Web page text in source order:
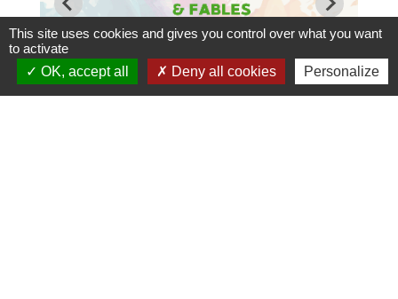
This site uses cookies and gives you control over what you want
to activate
OK, accept all
Deny all cookies Personalize